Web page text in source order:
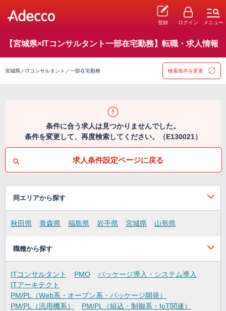
登録 ログイン メニュー
【宮城県×ITコンサルタント一部在宅勤務】転職・求人情報
宮城県／ITコンサルタント／一部在宅勤務 検索条件を変更
条件に合う求人は見つかりませんでした。
条件を変更して、再度検索してください。（E130021）
求人条件設定ページに戻る
同エリアから探す
秋田県 青森県 福島県 岩手県 宮城県 山形県
職種から探す
ITコンサルタント PMO
パッケージ導入・システム導入
ITアーキテクト
PM/PL（Web系・オープン系・パッケージ開発）
PM/PL（汎用機系）
PM/PL（組込・制御系・IoT関連）